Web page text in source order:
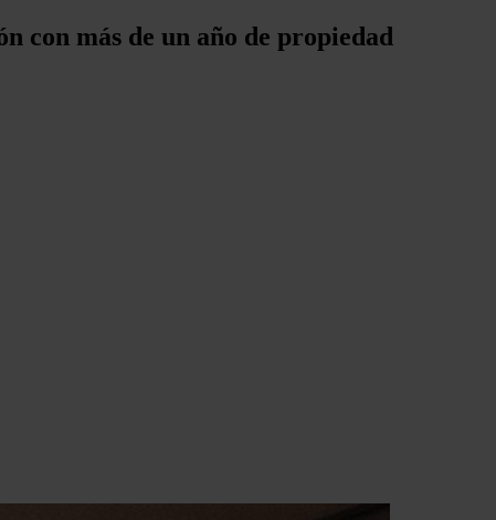
con más de un año de propiedad